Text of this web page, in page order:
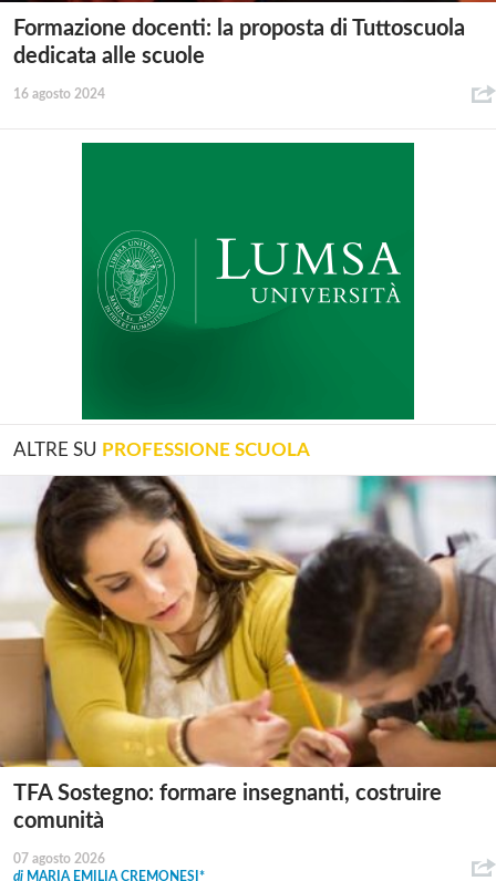
Formazione docenti: la proposta di Tuttoscuola
dedicata alle scuole
16 agosto 2024
ALTRE SU PROFESSIONE SCUOLA
TFA Sostegno: formare insegnanti, costruire
comunità
07 agosto 2026
di MARIA EMILIA CREMONESI*